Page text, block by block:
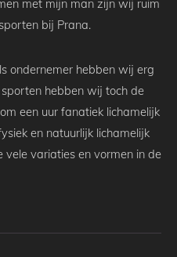
met mijn man zijn wij ruim
bij Prana.
ondernemer hebben wij erg
hebben wij toch de
een uur fanatiek lichamelijk
en natuurlijk lichamelijk
vele variaties en vormen in de